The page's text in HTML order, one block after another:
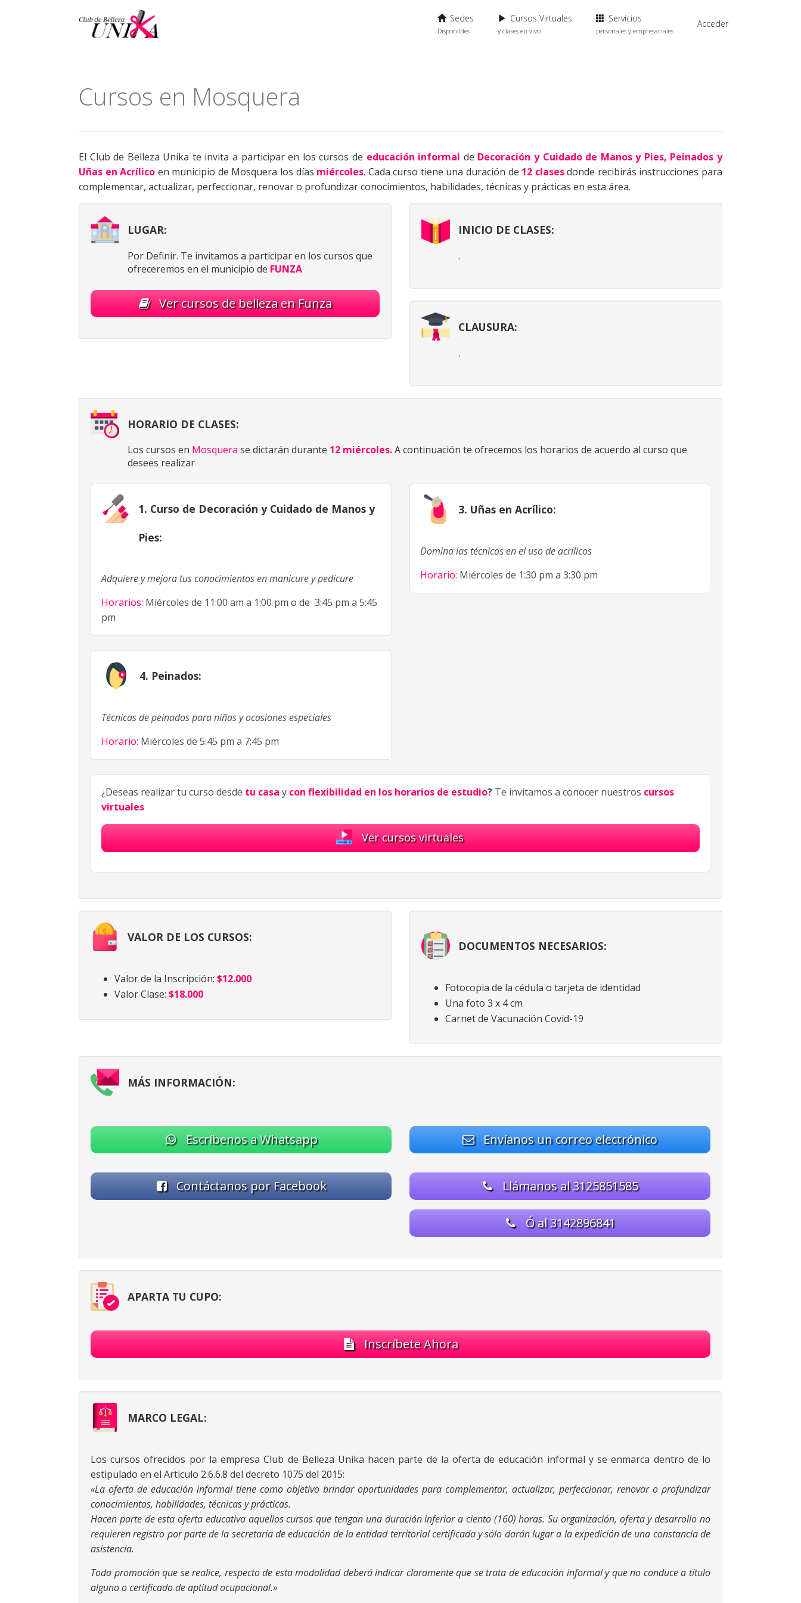
Sedes
Disponibles
Cursos Virtuales
y clases en vivo
Servicios
personales y empresariales
Acceder
Cursos en Mosquera
El Club de Belleza Unika te invita a participar en los cursos de educación informal de Decoración y Cuidado de Manos y Pies, Peinados y
Uñas en Acrílico en municipio de Mosquera los días miércoles. Cada curso tiene una duración de 12 clasesdonde recibirás instrucciones para
complementar, actualizar, perfeccionar, renovar o profundizar conocimientos, habilidades, técnicas y prácticas en esta área.
LUGAR:
Por Definir. Te invitamos a participar en los cursos que
ofreceremos en el municipio de FUNZA
Ver cursos de belleza en Funza
INICIO DE CLASES:
.
CLAUSURA:
.
HORARIO DE CLASES:
Los cursos en Mosquera se dictarán durante 12 miércoles.A continuación te ofrecemos los horarios de acuerdo al curso que
desees realizar
1. Curso de Decoración y Cuidado de Manos y
Pies:
Adquiere y mejora tus conocimientos en manicure y pedicure
Horarios: Miércoles de 11:00 am a 1:00 pm o de 3:45 pm a 5:45
pm
3. Uñas en Acrílico:
Domina las técnicas en el uso de acrílicos
Horario: Miércoles de 1:30 pm a 3:30 pm
4. Peinados:
Técnicas de peinados para niñas y ocasiones especiales
Horario: Miércoles de 5:45 pm a 7:45 pm
¿Deseas realizar tu curso desde tu casa y con flexibilidad en los horarios de estudio? Te invitamos a conocer nuestros cursos
virtuales
Ver cursos virtuales
VALOR DE LOS CURSOS:
Valor de la Inscripción: $12.000
Valor Clase: $18.000
DOCUMENTOS NECESARIOS:
Fotocopia de la cédula o tarjeta de identidad
Una foto 3 x 4 cm
Carnet de Vacunación Covid-19
MÁS INFORMACIÓN:
Escríbenos a Whatsapp Envíanos un correo electrónico
Contáctanos por Facebook Llámanos al 3125851585
Ó al 3142896841
APARTA TU CUPO:
Inscríbete Ahora
MARCO LEGAL:
Los cursos ofrecidos por la empresa Club de Belleza Unika hacen parte de la oferta de educación informal y se enmarca dentro de lo
estipulado en el Articulo 2.6.6.8 del decreto 1075 del 2015:
«La oferta de educación informal tiene como objetivo brindar oportunidades para complementar, actualizar, perfeccionar, renovar o profundizar
conocimientos, habilidades, técnicas y prácticas.
Hacen parte de esta oferta educativa aquellos cursos que tengan una duración inferior a ciento (160) horas. Su organización, oferta y desarrollo no
requierenregistro por parte de la secretaria de educación de la entidad territorial certificada ysólo darán lugar a la expedición de una constancia de
asistencia.
Toda promoción que se realice, respecto de esta modalidad deberá indicar claramente que se trata de educación informal y que no conduce a título
alguno o certificado de aptitud ocupacional.»